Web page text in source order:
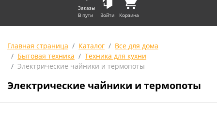
Заказы
В пути
Войти Корзина
Главная страница Каталог
Все для дома
Бытовая техника
Техника для кухни
Электрические чайники и термопоты
Электрические чайники и термопоты